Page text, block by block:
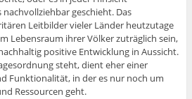
geschieht. Das
Leitbilder vieler Länder heutzutage
Lebensraum ihrer Völker zuträglich sein,
positive Entwicklung in Aussicht.
steht, dient eher einer
Funktionalität, in der es nur noch um
Ressourcen geht.